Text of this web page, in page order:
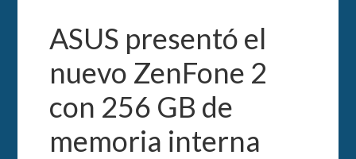
ASUS presentó el
nuevo ZenFone 2
con 256 GB de
memoria interna